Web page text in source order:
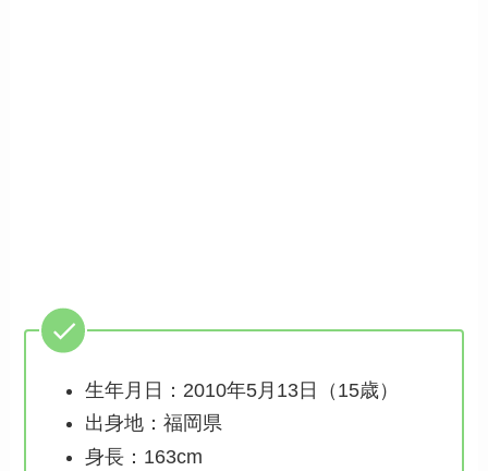
生年月日：2010年5月13日（15歳）
出身地：福岡県
身長：163cm